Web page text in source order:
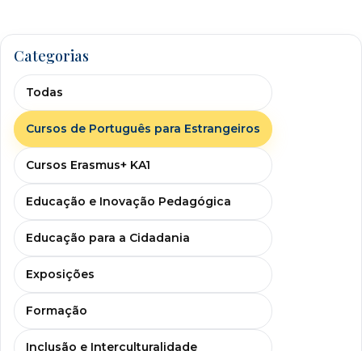
Categorias
Todas
Cursos de Português para Estrangeiros
Cursos Erasmus+ KA1
Educação e Inovação Pedagógica
Educação para a Cidadania
Exposições
Formação
Inclusão e Interculturalidade